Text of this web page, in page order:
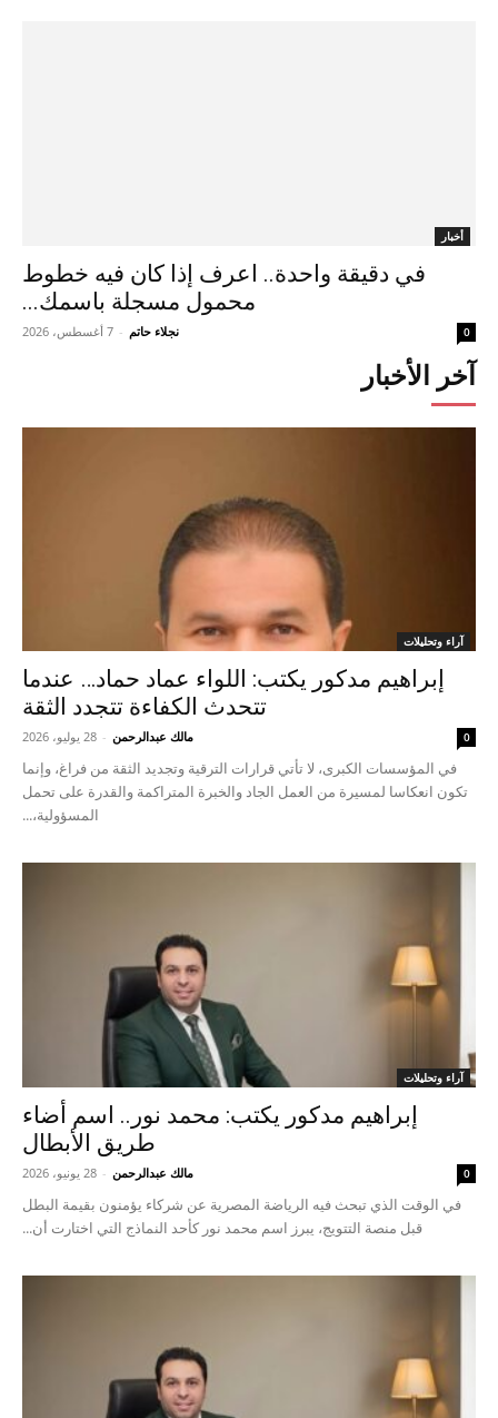
أخبار
في دقيقة واحدة.. اعرف إذا كان فيه خطوط
محمول مسجلة باسمك...
نجلاء حاتم - 7 أغسطس، 2026 0
آخر الأخبار
آراء وتحليلات
إبراهيم مدكور يكتب: اللواء عماد حماد… عندما
تتحدث الكفاءة تتجدد الثقة
مالك عبدالرحمن - 28 يوليو، 2026 0
في المؤسسات الكبرى، لا تأتي قرارات الترقية وتجديد الثقة من فراغ، وإنما
تكون انعكاسا لمسيرة من العمل الجاد والخبرة المتراكمة والقدرة على تحمل
المسؤولية،...
آراء وتحليلات
إبراهيم مدكور يكتب: محمد نور.. اسم أضاء
طريق الأبطال
مالك عبدالرحمن - 28 يونيو، 2026 0
في الوقت الذي تبحث فيه الرياضة المصرية عن شركاء يؤمنون بقيمة البطل
قبل منصة التتويج، يبرز اسم محمد نور كأحد النماذج التي اختارت أن...